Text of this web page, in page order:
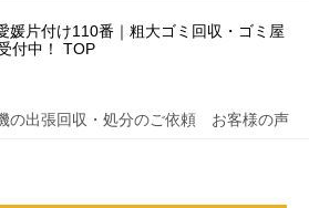
媛片付け110番｜粗大ゴミ回収・ゴミ屋
付中！
TOP
の出張回収・処分のご依頼 お客様の声